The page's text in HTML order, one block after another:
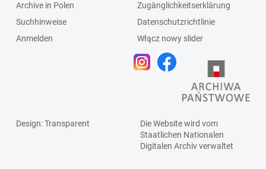
Archive in Polen
Suchhinweise
Anmelden
Zugänglichkeitserklärung
Datenschutzrichtlinie
Włącz nowy slider
Design: Transparent
Die Website wird vom
Staatlichen Nationalen
Digitalen Archivverwaltet